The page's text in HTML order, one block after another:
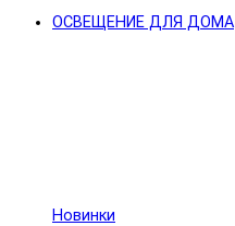
ОСВЕЩЕНИЕ ДЛЯ ДОМА
Новинки